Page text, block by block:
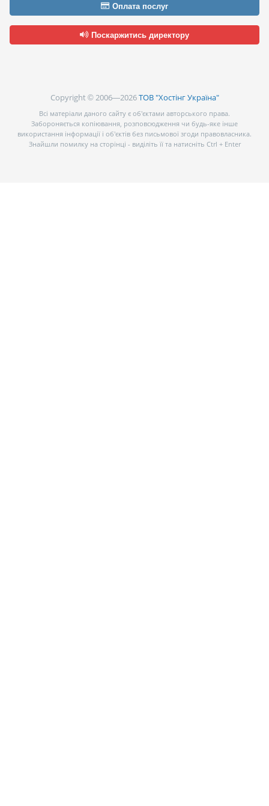
Оплата послуг
Поскаржитись директору
Copyright © 2006—2026ТОВ "Хостінг Україна"
Всі матеріали даного сайту є об’єктами авторського права.
Забороняється копіювання, розповсюдження чи будь-яке інше
використання інформації і об’єктів без письмової згоди правовласника.
Знайшли помилку на сторінці - виділіть її та натисніть Ctrl + Enter